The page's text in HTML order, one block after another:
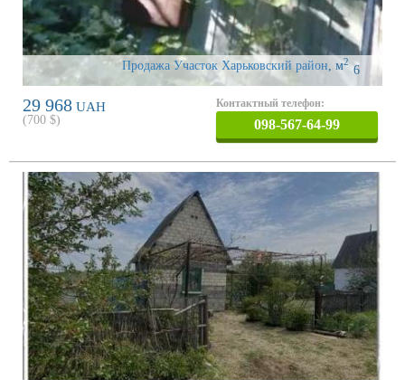
Продажа Участок Харьковский район, 6
м2
29 968 UAH
(700 $)
Контактный телефон:
098-567-64-99